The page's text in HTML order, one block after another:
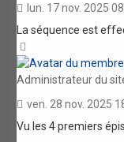
lun. 17 nov. 2025
La séquence est
Administrateur du
ven. 28 nov. 2025
Vu les 4 premiers